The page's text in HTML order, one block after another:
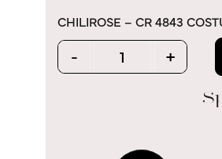
CHILIROSE – CR 4843
Quantity
- +